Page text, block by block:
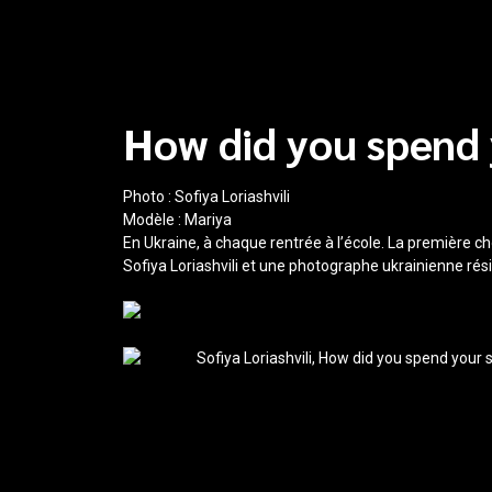
How did you
Photo : Sofiya Loriashvili
Modèle : Mariya
En Ukraine, à chaque rentrée à l’école. La première
Sofiya Loriashvili et une photographe ukrainienne